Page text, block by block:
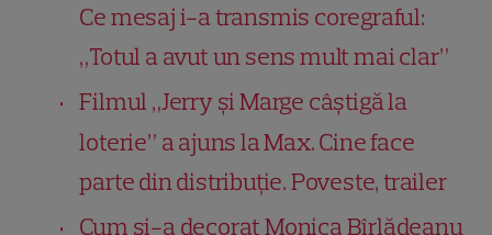
Ce mesaj i-a transmis coregraful:
„Totul a avut un sens mult mai clar”
Filmul „Jerry și Marge câștigă la
loterie” a ajuns la Max. Cine face
parte din distribuție. Poveste, trailer
Cum și-a decorat Monica Bîrlădeanu